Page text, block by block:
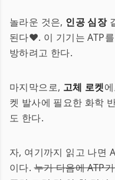
놀라운 것은, 인공 심장
된다❤️. 이 기기는 ATP
방하려고 한다.
마지막으로, 고체 로켓
켓 발사에 필요한 화학
도 한다.
자, 여기까지 읽고 나면
이다.누가 다음에 ATP